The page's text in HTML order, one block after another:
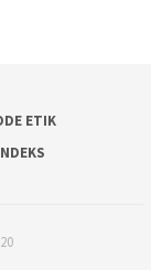
ETIK